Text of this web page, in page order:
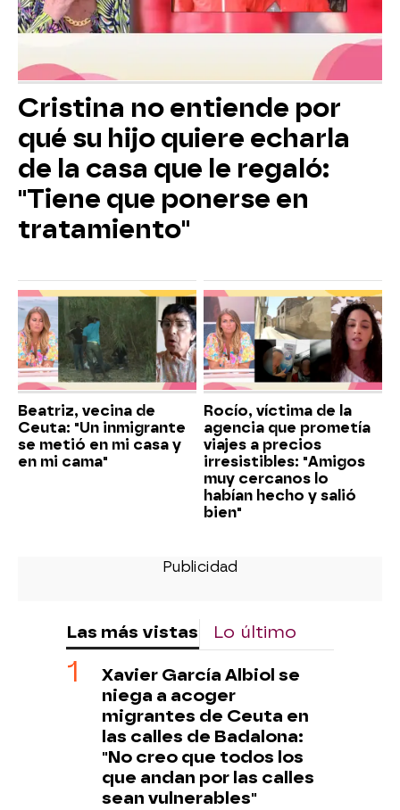
Cristina no entiende por
qué su hijo quiere echarla
de la casa que le regaló:
"Tiene que ponerse en
tratamiento"
Beatriz, vecina de
Ceuta: "Un inmigrante
se metió en mi casa y
en mi cama"
Rocío, víctima de la
agencia que prometía
viajes a precios
irresistibles: "Amigos
muy cercanos lo
habían hecho y salió
bien"
Las más vistas Lo último
Xavier García Albiol se
niega a acoger
migrantes de Ceuta en
las calles de Badalona:
"No creo que todos los
que andan por las calles
sean vulnerables"